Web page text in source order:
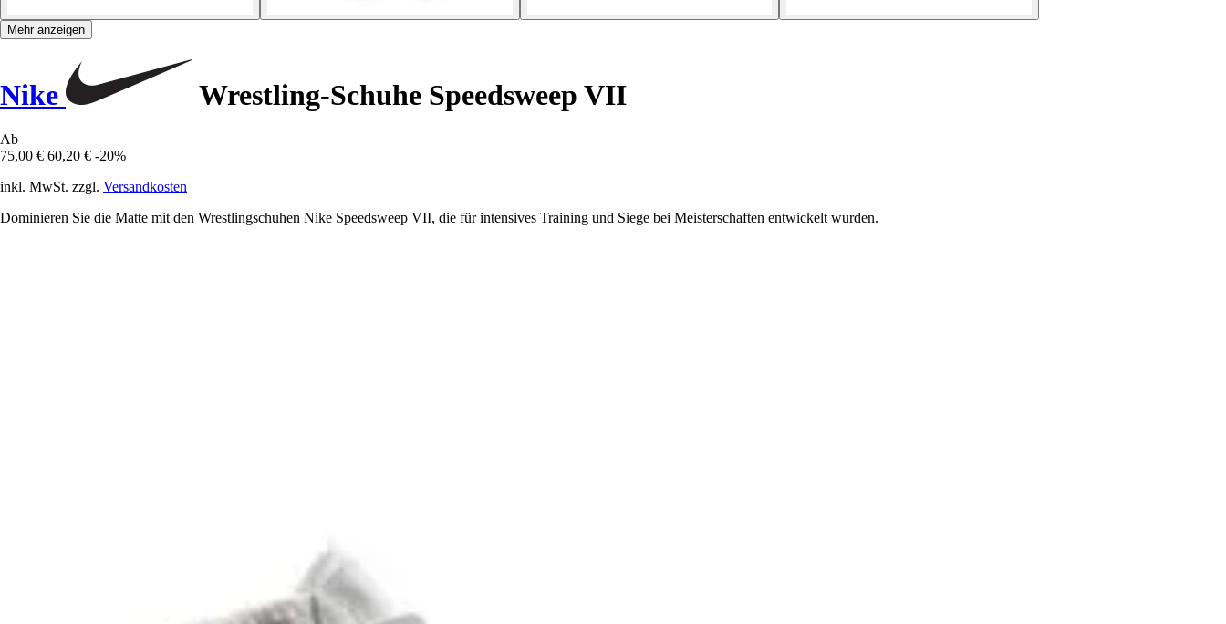
Mehr anzeigen
Nike Wrestling-Schuhe Speedsweep VII
Ab
75,00 € 60,20 € -20%
inkl. MwSt. zzgl. Versandkosten
Dominieren Sie die Matte mit den Wrestlingschuhen Nike Speedsweep VII, die für intensives Training und Siege bei Meisterschaften entwickelt wurden.